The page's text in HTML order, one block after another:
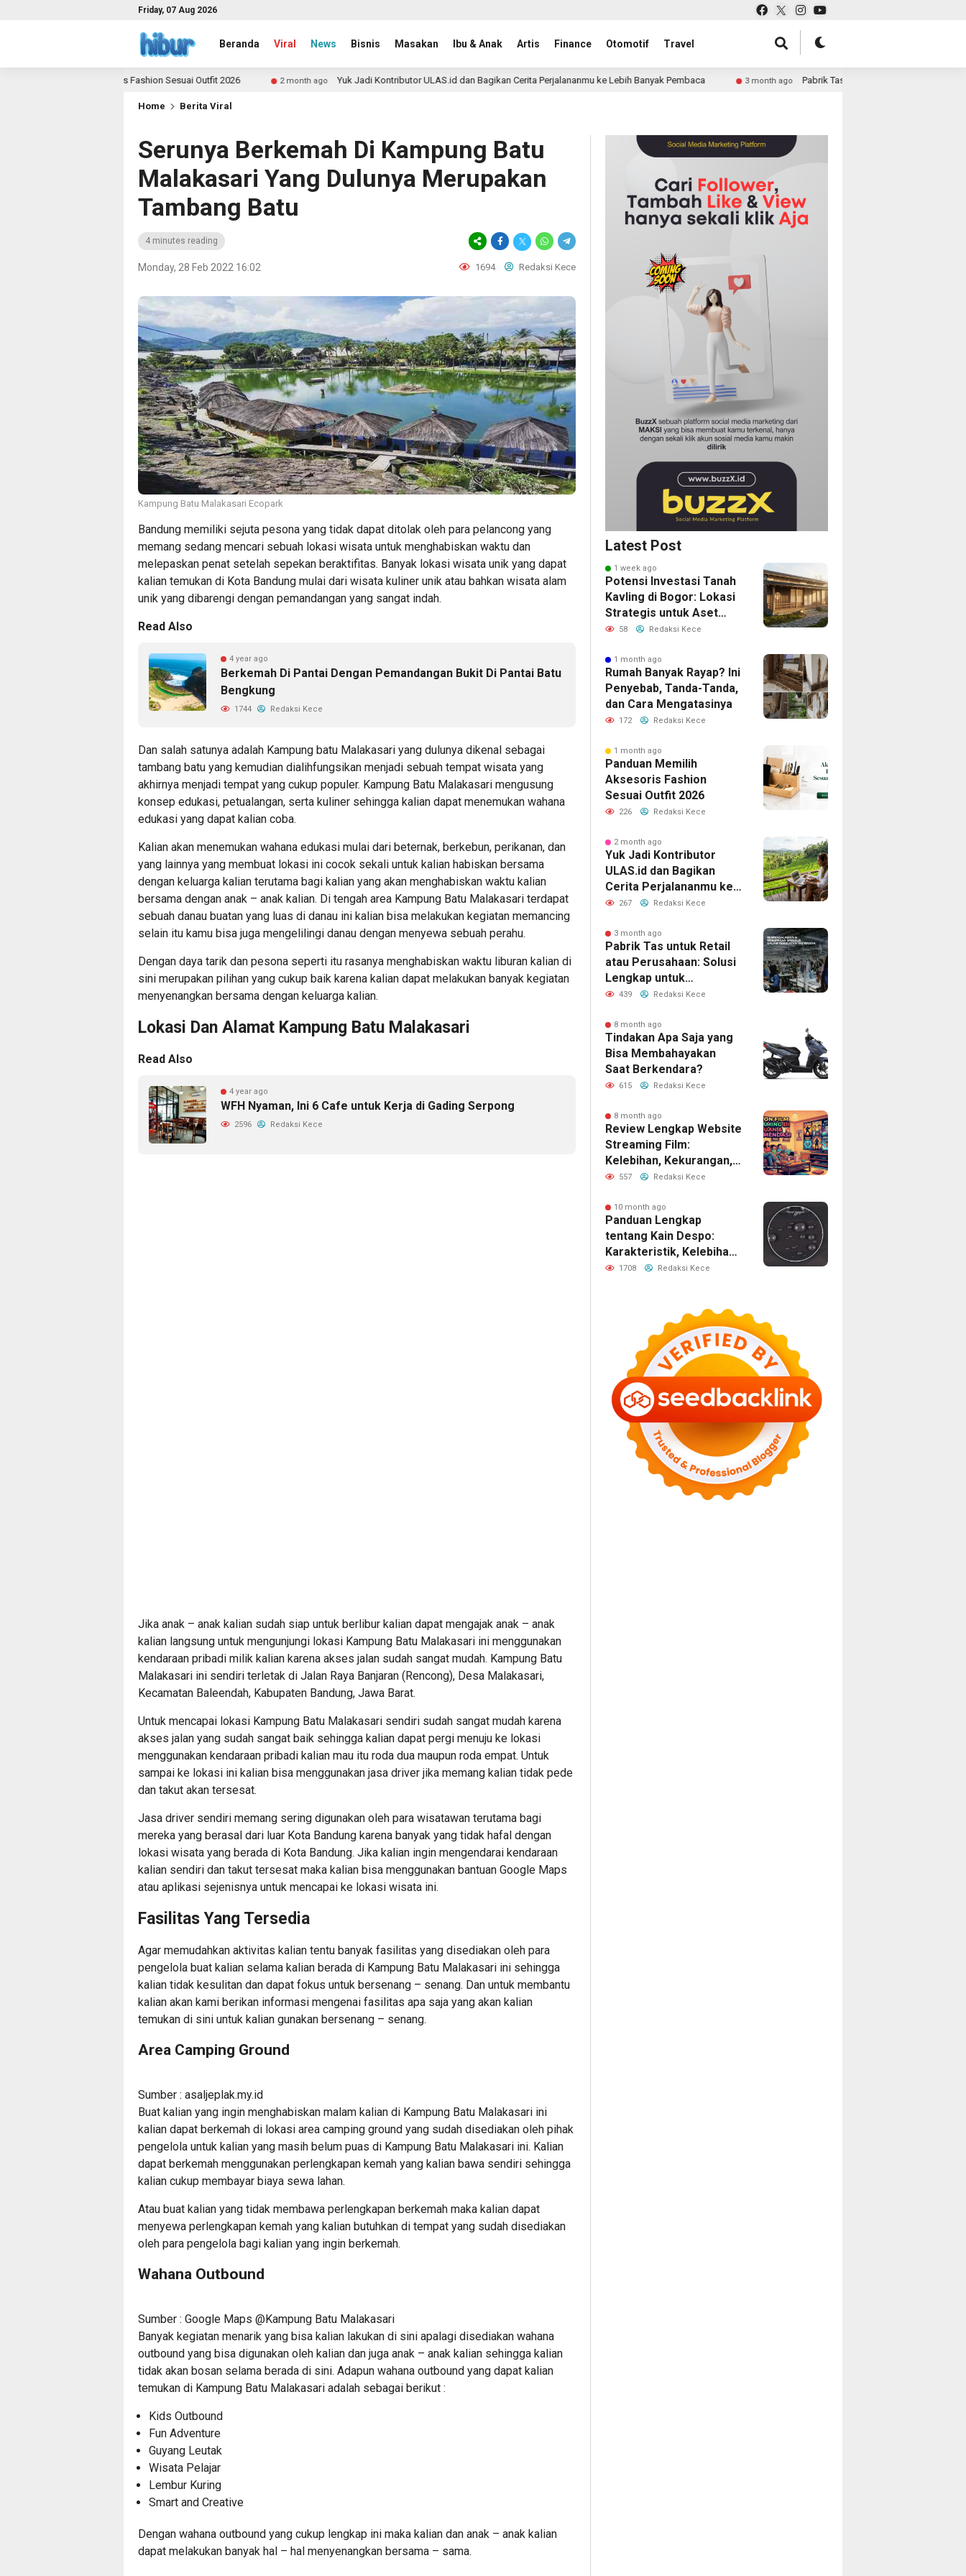
Friday, 07 Aug 2026
Beranda Viral News Bisnis Masakan Ibu & Anak Artis Finance Otomotif Travel
Aksesoris Fashion Sesuai Outfit 2026 2 month ago Yuk Jadi Kontributor ULAS.id dan Bagikan Cerita Perjalananmu ke Lebih Banyak Pembaca 3 month ago Pabrik Tas untuk Retail atau Perusahaan: Solusi
Home Berita Viral
Serunya Berkemah Di Kampung Batu
Malakasari Yang Dulunya Merupakan
Tambang Batu
4 minutes reading
Monday, 28 Feb 2022 16:02 1694 Redaksi Kece
Kampung Batu Malakasari Ecopark
Bandung memiliki sejuta pesona yang tidak dapat ditolak oleh para pelancong yang
memang sedang mencari sebuah lokasi wisata untuk menghabiskan waktu dan
melepaskan penat setelah sepekan beraktifitas. Banyak lokasi wisata unik yang dapat
kalian temukan di Kota Bandung mulai dari wisata kuliner unik atau bahkan wisata alam
unik yang dibarengi dengan pemandangan yang sangat indah.
Read Also
4 year ago
Berkemah Di Pantai Dengan Pemandangan Bukit Di Pantai Batu
Bengkung
1744 Redaksi Kece
Dan salah satunya adalah Kampung batu Malakasari yang dulunya dikenal sebagai
tambang batu yang kemudian dialihfungsikan menjadi sebuah tempat wisata yang
akhirnya menjadi tempat yang cukup populer. Kampung Batu Malakasari mengusung
konsep edukasi, petualangan, serta kuliner sehingga kalian dapat menemukan wahana
edukasi yang dapat kalian coba.
Kalian akan menemukan wahana edukasi mulai dari beternak, berkebun, perikanan, dan
yang lainnya yang membuat lokasi ini cocok sekali untuk kalian habiskan bersama
dengan keluarga kalian terutama bagi kalian yang akan menghabiskan waktu kalian
bersama dengan anak – anak kalian. Di tengah area Kampung Batu Malakasari terdapat
sebuah danau buatan yang luas di danau ini kalian bisa melakukan kegiatan memancing
selain itu kamu bisa juga mengelilingi danau dengan menyewa sebuah perahu.
Dengan daya tarik dan pesona seperti itu rasanya menghabiskan waktu liburan kalian di
sini merupakan pilihan yang cukup baik karena kalian dapat melakukan banyak kegiatan
menyenangkan bersama dengan keluarga kalian.
Lokasi Dan Alamat Kampung Batu Malakasari
Read Also
4 year ago
WFH Nyaman, Ini 6 Cafe untuk Kerja di Gading Serpong
2596 Redaksi Kece
Jika anak – anak kalian sudah siap untuk berlibur kalian dapat mengajak anak – anak
kalian langsung untuk mengunjungi lokasi Kampung Batu Malakasari ini menggunakan
kendaraan pribadi milik kalian karena akses jalan sudah sangat mudah. Kampung Batu
Malakasari ini sendiri terletak di Jalan Raya Banjaran (Rencong), Desa Malakasari,
Kecamatan Baleendah, Kabupaten Bandung, Jawa Barat.
Untuk mencapai lokasi Kampung Batu Malakasari sendiri sudah sangat mudah karena
akses jalan yang sudah sangat baik sehingga kalian dapat pergi menuju ke lokasi
menggunakan kendaraan pribadi kalian mau itu roda dua maupun roda empat. Untuk
sampai ke lokasi ini kalian bisa menggunakan jasa driver jika memang kalian tidak pede
dan takut akan tersesat.
Jasa driver sendiri memang sering digunakan oleh para wisatawan terutama bagi
mereka yang berasal dari luar Kota Bandung karena banyak yang tidak hafal dengan
lokasi wisata yang berada di Kota Bandung. Jika kalian ingin mengendarai kendaraan
kalian sendiri dan takut tersesat maka kalian bisa menggunakan bantuan Google Maps
atau aplikasi sejenisnya untuk mencapai ke lokasi wisata ini.
Fasilitas Yang Tersedia
Agar memudahkan aktivitas kalian tentu banyak fasilitas yang disediakan oleh para
pengelola buat kalian selama kalian berada di Kampung Batu Malakasari ini sehingga
kalian tidak kesulitan dan dapat fokus untuk bersenang – senang. Dan untuk membantu
kalian akan kami berikan informasi mengenai fasilitas apa saja yang akan kalian
temukan di sini untuk kalian gunakan bersenang – senang.
Area Camping Ground
Sumber : asaljeplak.my.id
Buat kalian yang ingin menghabiskan malam kalian di Kampung Batu Malakasari ini
kalian dapat berkemah di lokasi area camping ground yang sudah disediakan oleh pihak
pengelola untuk kalian yang masih belum puas di Kampung Batu Malakasari ini. Kalian
dapat berkemah menggunakan perlengkapan kemah yang kalian bawa sendiri sehingga
kalian cukup membayar biaya sewa lahan.
Atau buat kalian yang tidak membawa perlengkapan berkemah maka kalian dapat
menyewa perlengkapan kemah yang kalian butuhkan di tempat yang sudah disediakan
oleh para pengelola bagi kalian yang ingin berkemah.
Wahana Outbound
Sumber : Google Maps @Kampung Batu Malakasari
Banyak kegiatan menarik yang bisa kalian lakukan di sini apalagi disediakan wahana
outbound yang bisa digunakan oleh kalian dan juga anak – anak kalian sehingga kalian
tidak akan bosan selama berada di sini. Adapun wahana outbound yang dapat kalian
temukan di Kampung Batu Malakasari adalah sebagai berikut :
Kids Outbound
Fun Adventure
Guyang Leutak
Wisata Pelajar
Lembur Kuring
Smart and Creative
Dengan wahana outbound yang cukup lengkap ini maka kalian dan anak – anak kalian
dapat melakukan banyak hal – hal menyenangkan bersama – sama.
Latest Post
1 week ago
Potensi Investasi Tanah
Kavling di Bogor: Lokasi
Strategis untuk Aset
Masa Depan
58 Redaksi Kece
1 month ago
Rumah Banyak Rayap? Ini
Penyebab, Tanda-Tanda,
dan Cara Mengatasinya
172 Redaksi Kece
1 month ago
Panduan Memilih
Aksesoris Fashion
Sesuai Outfit 2026
226 Redaksi Kece
2 month ago
Yuk Jadi Kontributor
ULAS.id dan Bagikan
Cerita Perjalananmu ke
Lebih Banyak Pembaca
267 Redaksi Kece
3 month ago
Pabrik Tas untuk Retail
atau Perusahaan: Solusi
Lengkap untuk
Kebutuhan Bisnis Anda
439 Redaksi Kece
8 month ago
Tindakan Apa Saja yang
Bisa Membahayakan
Saat Berkendara?
615 Redaksi Kece
8 month ago
Review Lengkap Website
Streaming Film:
Kelebihan, Kekurangan,
dan Fitur Unggulan
557 Redaksi Kece
10 month ago
Panduan Lengkap
tentang Kain Despo:
Karakteristik, Kelebihan,
dan Manfaatnya
1708 Redaksi Kece